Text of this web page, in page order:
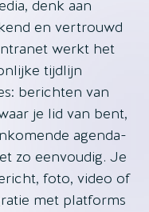
denk aan
en vertrouwd
werkt het
tijdlijn
berichten van
je lid van bent,
agenda-
zo eenvoudig. Je
foto, video of
met platforms